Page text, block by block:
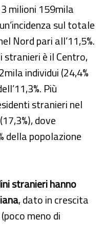
milioni 159mila
sul totale
Nord pari all’11,5%.
è il Centro,
individui (24,4%
Più
stranieri nel
dove
della popolazione
stranieri hanno
, dato in crescita
meno di